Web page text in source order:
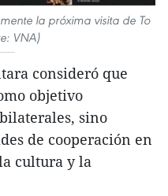
la próxima visita de To
VNA)
consideró que
objetivo
sino
de cooperación en
cultura y la